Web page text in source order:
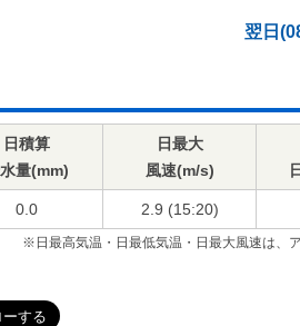
翌日
日積算
量(mm)
日最大
風速(m/s)
0.0 2.9 (15:20)
※日最高気温・日最低気温・日最大風速は、